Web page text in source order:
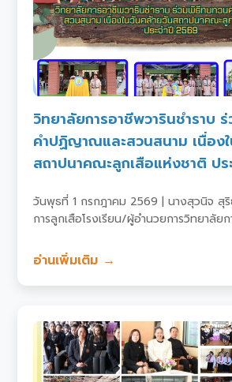
วิทยาลัยการอาชีพวารินชำราบ
คำปฏิญาณและสวนสนาม เนื่อง
สถาปนาคณะลูกเสือแห่งชาติ ปร
วันพุธที่ 1 กรกฎาคม 2569 | นางสุวนิจ สุ
การลูกเสือโรงเรียน/ผู้อำนวยการวิทยาลัยก
อ่านเพิ่มเติม →